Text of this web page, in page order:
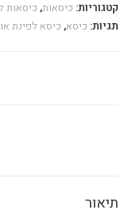
קטגוריות: כיסאות, כיסאות
תגיות: כיסא, כיסא לפינת
תיאור